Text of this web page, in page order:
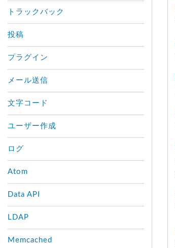
トラックバック
投稿
プラグイン
メール送信
文字コード
ユーザー作成
ログ
Atom
Data API
LDAP
Memcached